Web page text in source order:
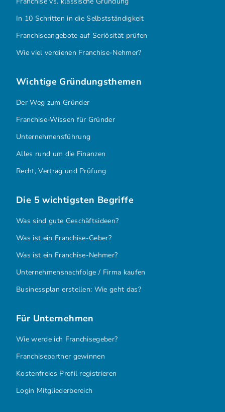
In 10 Schritten in die Selbstständigkeit
Franchiseangebote auf Seriösität prüfen
Wie viel verdienen Franchise-Nehmer?
Wichtige Gründungsthemen
Der Weg zum Gründer
Franchise-Wissen für Gründer
Unternehmensführung
Alles rund um die Finanzen
Recht, Vertrag und Prüfung
Die 5 wichtigsten Begriffe
Was sind gute Geschäftsideen?
Was ist ein Franchise-Geber?
Was ist ein Franchise-Nehmer?
Unternehmensnachfolge / Firma kaufen
Businessplan erstellen: Wie geht das?
Für Unternehmen
Wie werde ich Franchisegeber?
Franchisepartner gewinnen
Kostenfreies Profil registrieren
Login Mitgliederbereich